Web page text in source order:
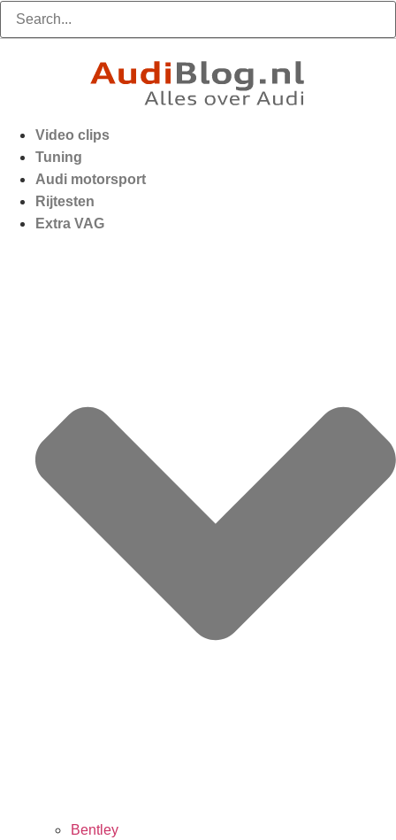
Video clips
Tuning
Audi motorsport
Rijtesten
Extra VAG
Bentley